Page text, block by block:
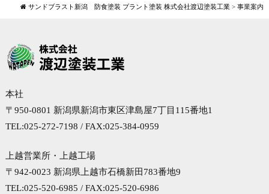
サンドブラスト新潟 防食塗装 プラント塗装 株式会社渡辺塗装工業 >事業案内
本社
〒950-0801 新潟県新潟市東区津島屋7丁目115番地1
TEL:025-272-7198 / FAX:025-384-0959
上越営業所・上越工場
〒942-0023 新潟県上越市石橋新田783番地9
TEL:025-520-6985 / FAX:025-520-6986